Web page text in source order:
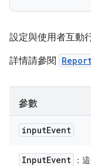
設定與使用者互動
詳情請參閱
參數
inputEvent
InputEvent ：